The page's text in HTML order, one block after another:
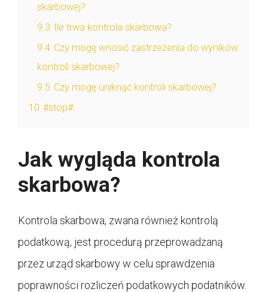
skarbowej?
9.3 Ile trwa kontrola skarbowa?
9.4 Czy mogę wnosić zastrzeżenia do wyników
kontroli skarbowej?
9.5 Czy mogę uniknąć kontroli skarbowej?
10 #stop#
Jak wygląda kontrola
skarbowa?
Kontrola skarbowa, zwana również kontrolą
podatkową, jest procedurą przeprowadzaną
przez urząd skarbowy w celu sprawdzenia
poprawności rozliczeń podatkowych podatników.